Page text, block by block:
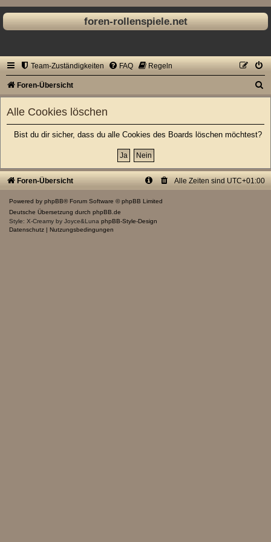
foren-rollenspiele.net
Team-Zuständigkeiten FAQ Regeln
Foren-Übersicht
Alle Cookies löschen
Bist du dir sicher, dass du alle Cookies des Boards löschen möchtest?
Foren-Übersicht Alle Zeiten sind UTC+01:00
Powered by phpBB® Forum Software © phpBB Limited
Deutsche Übersetzung durch phpBB.de
Style: X-Creamy by Joyce&Luna phpBB-Style-Design
Datenschutz | Nutzungsbedingungen